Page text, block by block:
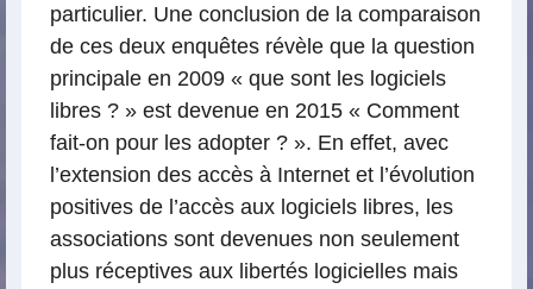
particulier. Une conclusion de la comparaison
de ces deux enquêtes révèle que la question
principale en 2009 « que sont les logiciels
libres ? » est devenue en 2015 « Comment
fait-on pour les adopter ? ». En effet, avec
l’extension des accès à Internet et l’évolution
positives de l’accès aux logiciels libres, les
associations sont devenues non seulement
plus réceptives aux libertés logicielles mais